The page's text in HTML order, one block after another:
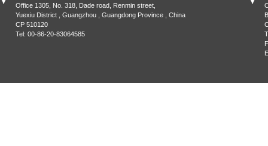
Office 1305, No. 318, Dade road, Renmin street,
Yuexiu District , Guangzhou , Guangdong Province , China
CP 510120
Tel: 00-86-20-83064585